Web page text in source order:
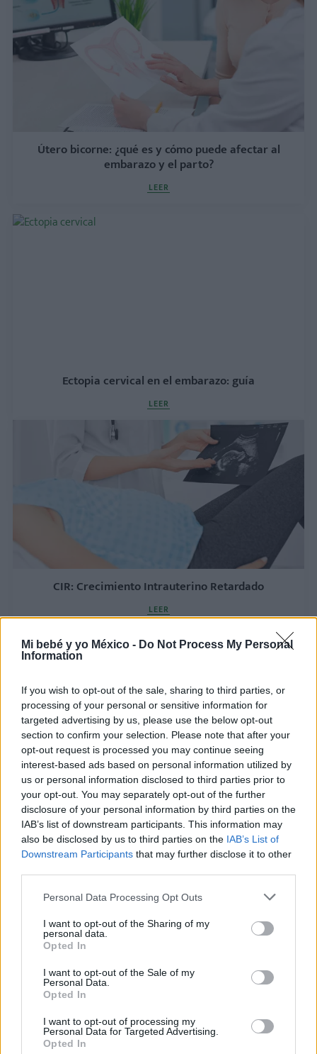
Mi bebé y yo México - Do Not Process My Personal
Information
If you wish to opt-out of the sale, sharing to third parties, or
processing of your personal or sensitive information for
targeted advertising by us, please use the below opt-out
section to confirm your selection. Please note that after your
opt-out request is processed you may continue seeing
interest-based ads based on personal information utilized by
us or personal information disclosed to third parties prior to
your opt-out. You may separately opt-out of the further
disclosure of your personal information by third parties on the
IAB’s list of downstream participants. This information may
also be disclosed by us to third parties on the IAB’s List of
Downstream Participants that may further disclose it to other
Personal Data Processing Opt Outs
I want to opt-out of the Sharing of my
personal data.
Opted In
I want to opt-out of the Sale of my
Personal Data.
Opted In
I want to opt-out of processing my
Personal Data for Targeted Advertising.
Opted In
Útero bicorne: ¿qué es y cómo puede afectar al
embarazo y el parto?
LEER
Ectopia cervical en el embarazo: guía
LEER
CIR: Crecimiento Intrauterino Retardado
LEER
¿Conoces el síndrome de HELLP?
LEER
grande